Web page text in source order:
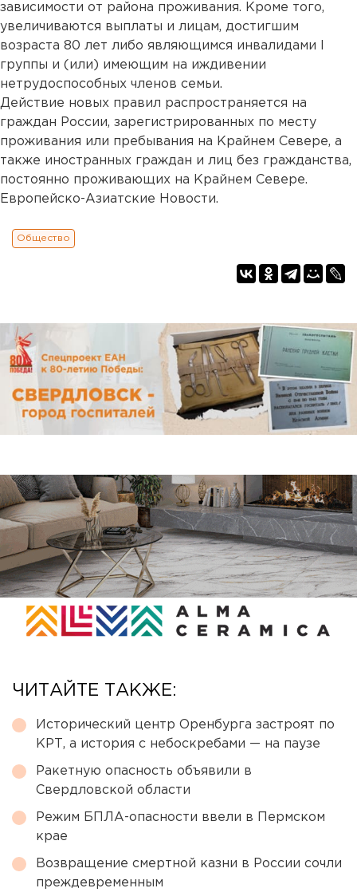
зависимости от района проживания. Кроме того,
увеличиваются выплаты и лицам, достигшим
возраста 80 лет либо являющимся инвалидами I
группы и (или) имеющим на иждивении
нетрудоспособных членов семьи.
Действие новых правил распространяется на
граждан России, зарегистрированных по месту
проживания или пребывания на Крайнем Севере, а
также иностранных граждан и лиц без гражданства,
постоянно проживающих на Крайнем Севере.
Европейско-Азиатские Новости.
Общество
ЧИТАЙТЕ ТАКЖЕ:
Исторический центр Оренбурга застроят по
КРТ, а история с небоскребами — на паузе
Ракетную опасность объявили в
Свердловской области
Режим БПЛА-опасности ввели в Пермском
крае
Возвращение смертной казни в России сочли
преждевременным